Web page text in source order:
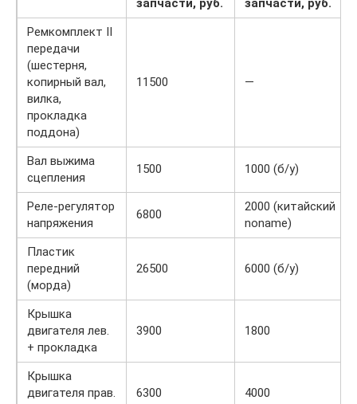
запчасти, руб.
запчасти, руб.
Ремкомплект II
передачи
(шестерня,
копирный вал,
вилка,
прокладка
поддона)
11500 —
Вал выжима
сцепления
1500 1000 (б/у)
Реле-регулятор
напряжения
6800
2000 (китайский
noname)
Пластик
передний
(морда)
26500 6000 (б/у)
Крышка
двигателя лев.
+ прокладка
3900 1800
Крышка
двигателя прав.
6300 4000